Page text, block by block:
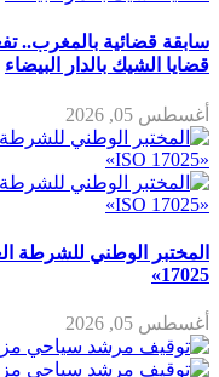
سابقة قضائية بالمغرب..
قضايا الشيك بالدار البيضاء
أغسطس 05, 2026
17025»
أغسطس 05, 2026